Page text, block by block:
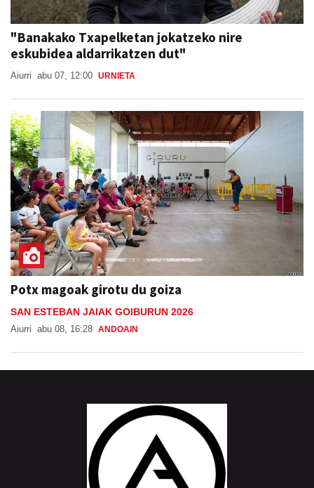
"Banakako Txapelketan jokatzeko nire
eskubidea aldarrikatzen dut"
Aiurri abu 07, 12:00 URNIETA
Potx magoak girotu du goiza
SAN ESTEBAN JAIAK GOIBURUN 2026
Aiurri abu 08, 16:28 ANDOAIN